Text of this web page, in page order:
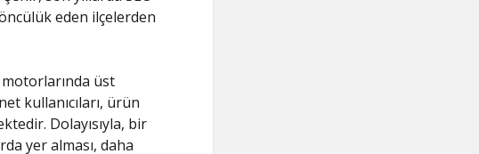
eden ilçelerden
üst
kullanıcıları, ürün
Dolayısıyla, bir
yer alması, daha